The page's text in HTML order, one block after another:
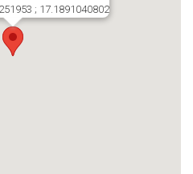
; 17.1891040802